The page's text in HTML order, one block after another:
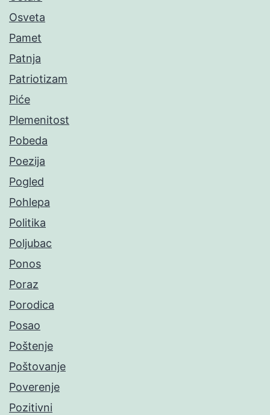
Osveta
Pamet
Patnja
Patriotizam
Piće
Plemenitost
Pobeda
Poezija
Pogled
Pohlepa
Politika
Poljubac
Ponos
Poraz
Porodica
Posao
Poštenje
Poštovanje
Poverenje
Pozitivni